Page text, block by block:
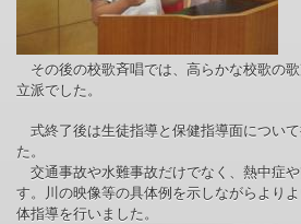
その後の校歌斉唱では、高らかな校歌の
立派でした。
式終了後は生徒指導と保健指導面につい
た。
交通事故や水難事故だけでなく、熱中症
す。川の映像等の具体例を示しながらより
体指導を行いました。